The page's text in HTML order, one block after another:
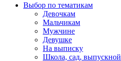
Выбор по тематикам
Девочкам
Мальчикам
Мужчине
Девушке
На выписку
Школа, сад, выпускной